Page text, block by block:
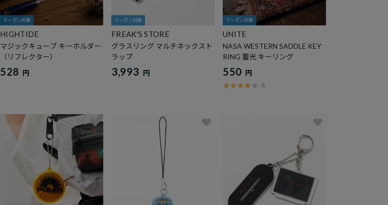
クーポン対象
HIGHTIDE
マジックキューブ キーホルダー
（リフレクター）
528 円
クーポン対象
FREAK'S STORE
グラスリング マルチネックスト
ラップ
3,993 円
クーポン対象
UNITE
NASA WESTERN SADDLE KEY
RING 蓄光 キーリング
550 円
6